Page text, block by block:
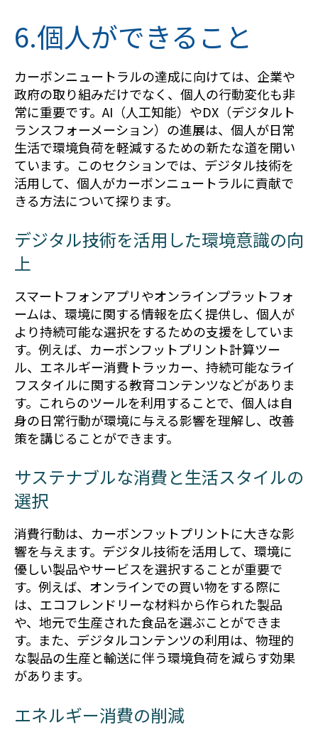
6.個人ができること
カーボンニュートラルの達成に向けては、企業や
政府の取り組みだけでなく、個人の行動変化も非
常に重要です。AI（人工知能）やDX（デジタルト
ランスフォーメーション）の進展は、個人が日常
生活で環境負荷を軽減するための新たな道を開い
ています。このセクションでは、デジタル技術を
活用して、個人がカーボンニュートラルに貢献で
きる方法について探ります。
デジタル技術を活用した環境意識の向
上
スマートフォンアプリやオンラインプラットフォ
ームは、環境に関する情報を広く提供し、個人が
より持続可能な選択をするための支援をしていま
す。例えば、カーボンフットプリント計算ツー
ル、エネルギー消費トラッカー、持続可能なライ
フスタイルに関する教育コンテンツなどがありま
す。これらのツールを利用することで、個人は自
身の日常行動が環境に与える影響を理解し、改善
策を講じることができます。
サステナブルな消費と生活スタイルの
選択
消費行動は、カーボンフットプリントに大きな影
響を与えます。デジタル技術を活用して、環境に
優しい製品やサービスを選択することが重要で
す。例えば、オンラインでの買い物をする際に
は、エコフレンドリーな材料から作られた製品
や、地元で生産された食品を選ぶことができま
す。また、デジタルコンテンツの利用は、物理的
な製品の生産と輸送に伴う環境負荷を減らす効果
があります。
エネルギー消費の削減